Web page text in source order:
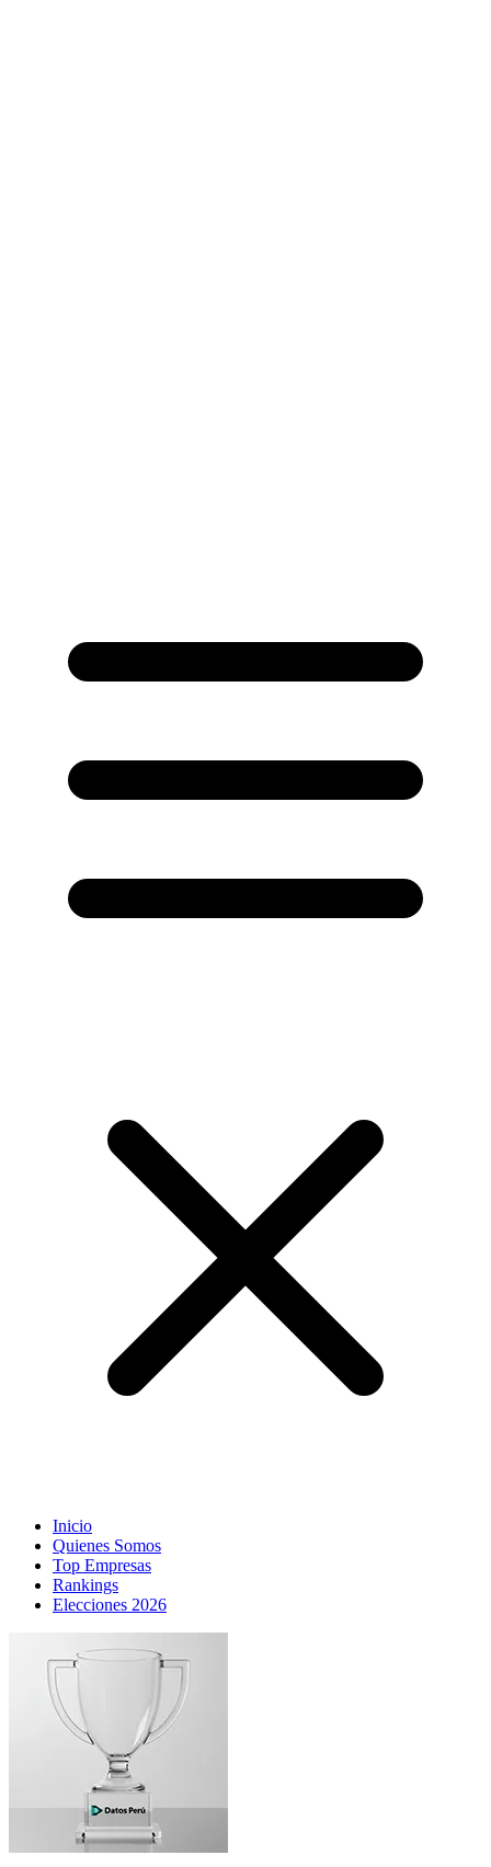
Inicio
Quienes Somos
Top Empresas
Rankings
Elecciones 2026